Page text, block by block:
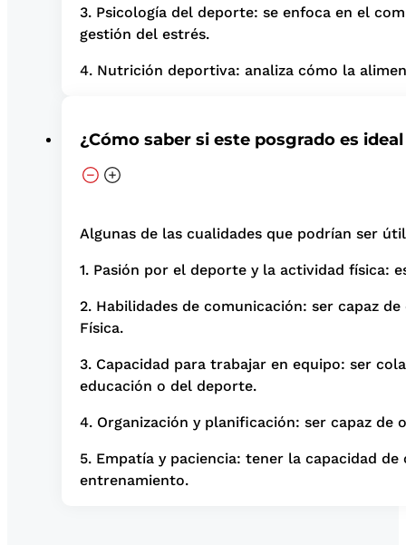
3. Psicología del deporte: se enfoca en el
gestión del estrés.
4. Nutrición deportiva: analiza cómo la
¿Cómo saber si este posgrado es
Algunas de las cualidades que podrían ser
1. Pasión por el deporte y la actividad física:
2. Habilidades de comunicación: ser capaz
Física.
3. Capacidad para trabajar en equipo: ser
educación o del deporte.
4. Organización y planificación: ser capaz
5. Empatía y paciencia: tener la capacidad
entrenamiento.